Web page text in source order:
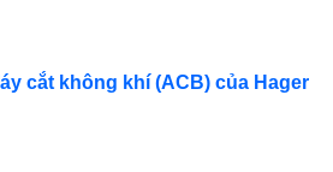
cắt không khí (ACB) của Hager